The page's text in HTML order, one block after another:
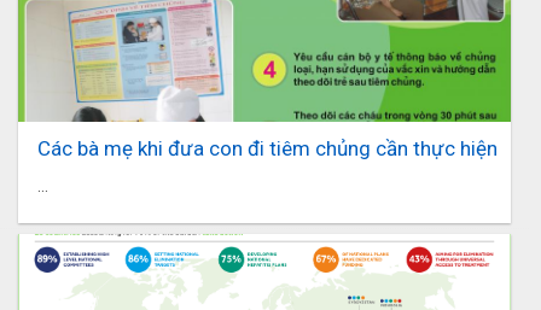
Các bà mẹ khi đưa con đi tiêm chủng cần thực hiện